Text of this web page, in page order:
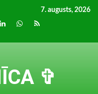
7. augusts, 2026
whatsapp
RSS
✞